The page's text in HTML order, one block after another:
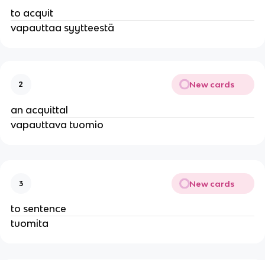
to acquit
vapauttaa syytteestä
2 New cards
an acquittal
vapauttava tuomio
3 New cards
to sentence
tuomita